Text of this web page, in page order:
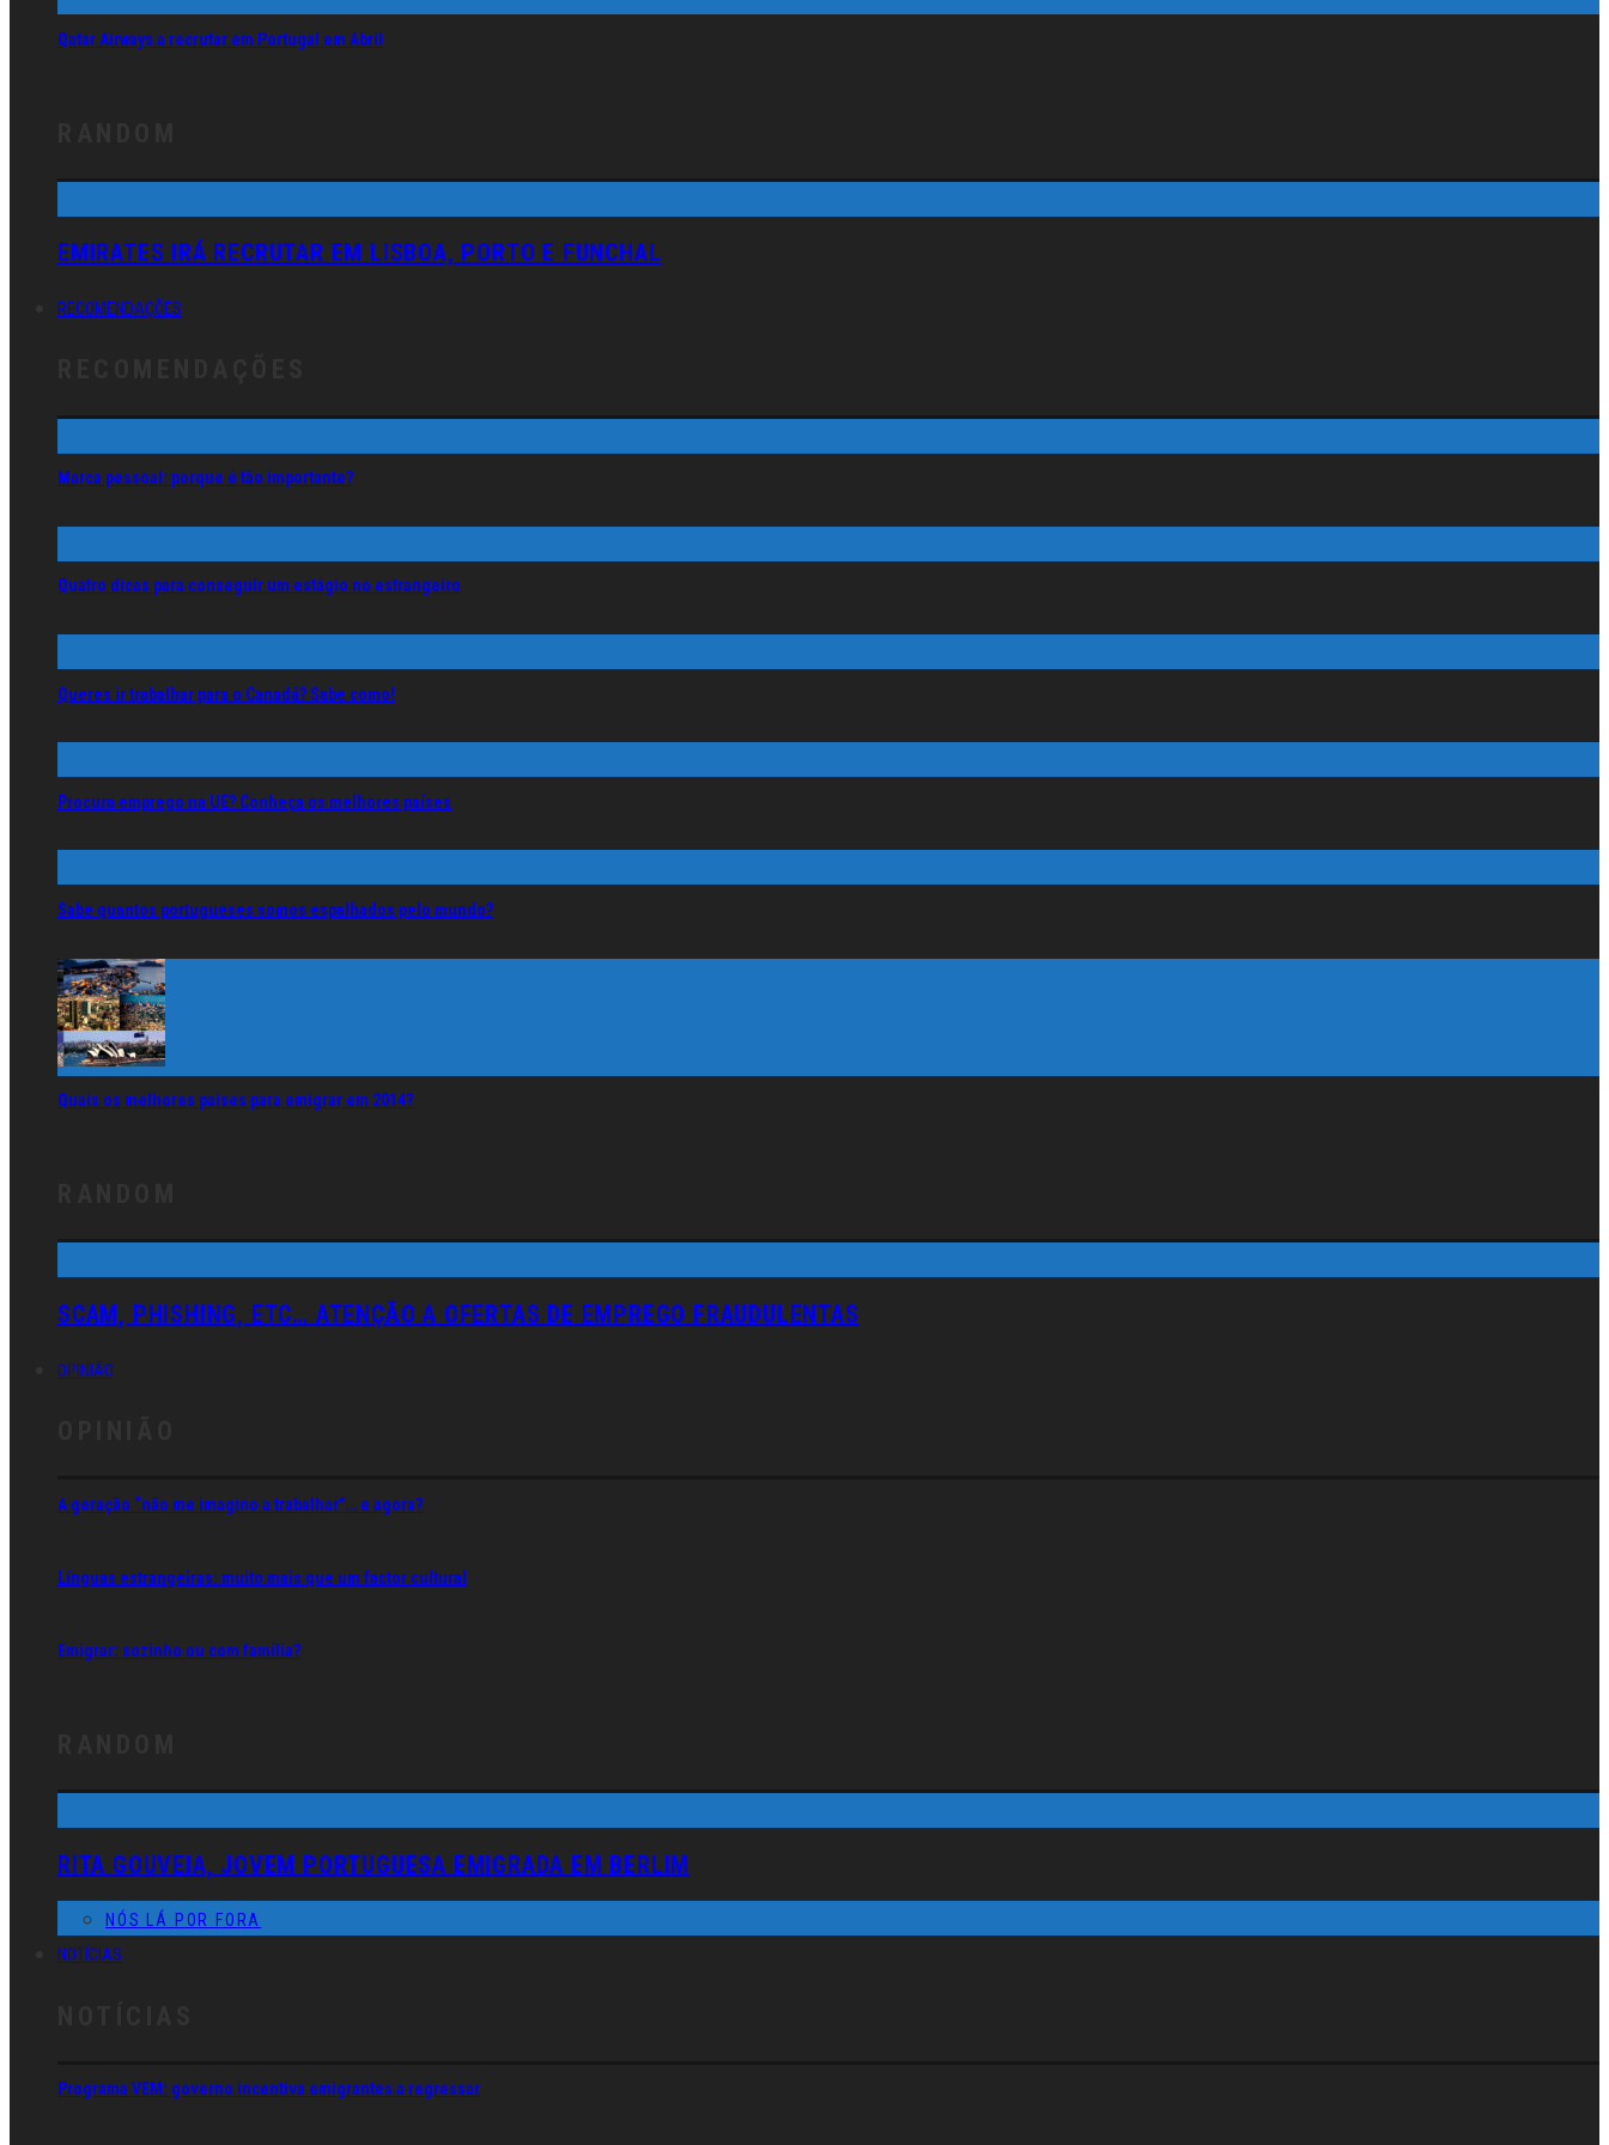
Qatar Airways a recrutar em Portugal em Abril
EMIRATES IRÁ RECRUTAR EM LISBOA, PORTO E FUNCHAL
RECOMENDAÇÕES
Marca pessoal: porque é tão importante?
Quatro dicas para conseguir um estágio no estrangeiro
Queres ir trabalhar para o Canadá? Sabe como!
Procura emprego na UE? Conheça os melhores países
Sabe quantos portugueses somos espalhados pelo mundo?
Quais os melhores países para emigrar em 2014?
SCAM, PHISHING, ETC… ATENÇÃO A OFERTAS DE EMPREGO FRAUDULENTAS
OPINIÃO
A geração “não me imagino a trabalhar”… e agora?
Línguas estrangeiras: muito mais que um factor cultural
Emigrar: sozinho ou com família?
RITA GOUVEIA, JOVEM PORTUGUESA EMIGRADA EM BERLIM
NÓS LÁ POR FORA
NOTÍCIAS
Programa VEM: governo incentiva emigrantes a regressar